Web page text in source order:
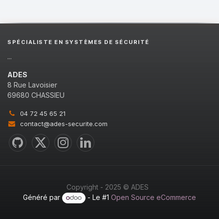
SPÉCIALISTE EN SYSTÈMES DE SÉCURITÉ
...
ADES
8 Rue Lavoisier
69680 CHASSIEU
04 72 45 65 21
contact@ades-securite.com
Copyright - 2025 © ADES
Généré par
- Le #1Open Source eCommerce